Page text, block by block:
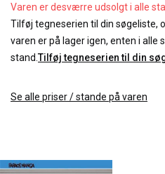
Varen er desværre udsolgt i alle
Tilføj tegneserien til din søgeliste,
varen er på lager igen, enten i alle
stand. Tilføj tegneserien til din
Se alle priser / stande på varen